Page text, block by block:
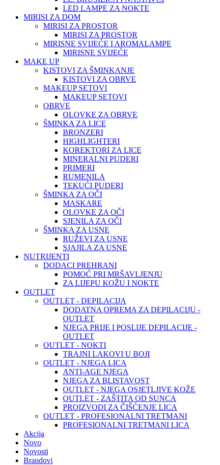
LED LAMPE ZA NOKTE
MIRISI ZA DOM
MIRISI ZA PROSTOR
MIRISI ZA PROSTOR
MIRISNE SVIJEĆE I AROMALAMPE
MIRISNE SVIJEĆE
MAKE UP
KISTOVI ZA ŠMINKANJE
KISTOVI ZA OBRVE
MAKEUP SETOVI
MAKEUP SETOVI
OBRVE
OLOVKE ZA OBRVE
ŠMINKA ZA LICE
BRONZERI
HIGHLIGHTERI
KOREKTORI ZA LICE
MINERALNI PUDERI
PRIMERI
RUMENILA
TEKUĆI PUDERI
ŠMINKA ZA OČI
MASKARE
OLOVKE ZA OČI
SJENILA ZA OČI
ŠMINKA ZA USNE
RUŽEVI ZA USNE
SJAJILA ZA USNE
NUTRIJENTI
DODACI PREHRANI
POMOĆ PRI MRŠAVLJENJU
ZA LIJEPU KOŽU I NOKTE
OUTLET
OUTLET - DEPILACIJA
DODATNA OPREMA ZA DEPILACIJU -
OUTLET
NJEGA PRIJE I POSLIJE DEPILACIJE -
OUTLET
OUTLET - NOKTI
TRAJNI LAKOVI U BOJI
OUTLET - NJEGA LICA
ANTI-AGE NJEGA
NJEGA ZA BLISTAVOST
OUTLET - NJEGA OSJETLJIVE KOŽE
OUTLET - ZAŠTITA OD SUNCA
PROIZVODI ZA ČIŠĆENJE LICA
OUTLET - PROFESIONALNI TRETMANI
PROFESIONALNI TRETMANI LICA
Akcija
Novo
Novosti
Brandovi